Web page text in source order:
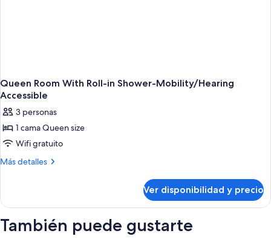
Queen Room With Roll-in Shower-Mobility/Hearing
Accessible
3 personas
1 cama Queen size
Wifi gratuito
Más detalles
Más
Room
Roll-
Ver disponibilidad y precio
También puede gustarte